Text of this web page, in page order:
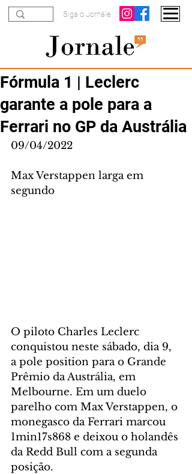
Siga o Jornale
Fórmula 1 | Leclerc
garante a pole para a
Ferrari no GP da Austrália
09/04/2022
Max Verstappen larga em
segundo
O piloto Charles Leclerc
conquistou neste sábado, dia 9,
a pole position para o Grande
Prêmio da Austrália, em
Melbourne. Em um duelo
parelho com Max Verstappen, o
monegasco da Ferrari marcou
1min17s868 e deixou o holandês
da Redd Bull com a segunda
posição.